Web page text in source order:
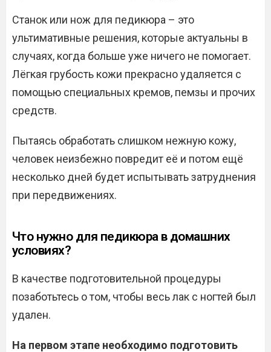
Станок или нож для педикюра – это
ультимативные решения, которые актуальны в
случаях, когда больше уже ничего не помогает.
Лёгкая грубость кожи прекрасно удаляется с
помощью специальных кремов, пемзы и прочих
средств.
Пытаясь обработать слишком нежную кожу,
человек неизбежно повредит её и потом ещё
несколько дней будет испытывать затруднения
при передвижениях.
Что нужно для педикюра в домашних
условиях?
В качестве подготовительной процедуры
позаботьтесь о том, чтобы весь лак с ногтей был
удален.
На первом этапе необходимо подготовить